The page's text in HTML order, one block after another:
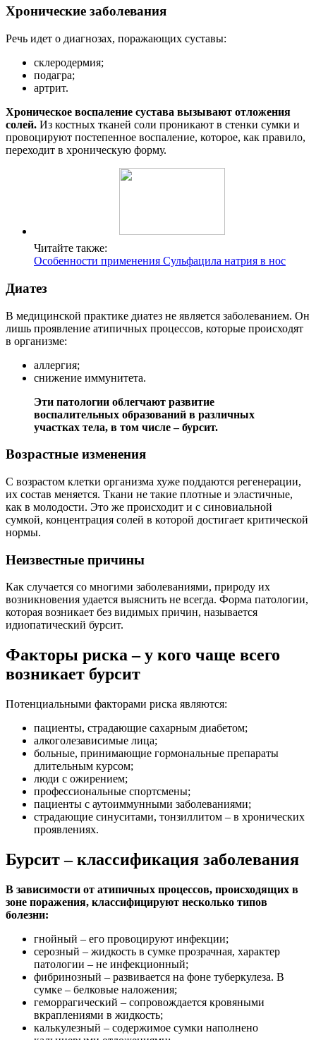
Хронические заболевания
Речь идет о диагнозах, поражающих суставы:
склеродермия;
подагра;
артрит.
Хроническое воспаление сустава вызывают отложения
солей. Из костных тканей соли проникают в стенки сумки и
провоцируют постепенное воспаление, которое, как правило,
переходит в хроническую форму.
Читайте также:
Особенности применения Сульфацила натрия в нос
Диатез
В медицинской практике диатез не является заболеванием. Он
лишь проявление атипичных процессов, которые происходят
в организме:
аллергия;
снижение иммунитета.
Эти патологии облегчают развитие
воспалительных образований в различных
участках тела, в том числе – бурсит.
Возрастные изменения
С возрастом клетки организма хуже поддаются регенерации,
их состав меняется. Ткани не такие плотные и эластичные,
как в молодости. Это же происходит и с синовиальной
сумкой, концентрация солей в которой достигает критической
нормы.
Неизвестные причины
Как случается со многими заболеваниями, природу их
возникновения удается выяснить не всегда. Форма патологии,
которая возникает без видимых причин, называется
идиопатический бурсит.
Факторы риска – у кого чаще всего
возникает бурсит
Потенциальными факторами риска являются:
пациенты, страдающие сахарным диабетом;
алкоголезависимые лица;
больные, принимающие гормональные препараты
длительным курсом;
люди с ожирением;
профессиональные спортсмены;
пациенты с аутоиммунными заболеваниями;
страдающие синуситами, тонзиллитом – в хронических
проявлениях.
Бурсит – классификация заболевания
В зависимости от атипичных процессов, происходящих в
зоне поражения, классифицируют несколько типов
болезни:
гнойный – его провоцируют инфекции;
серозный – жидкость в сумке прозрачная, характер
патологии – не инфекционный;
фибринозный – развивается на фоне туберкулеза. В
сумке – белковые наложения;
геморрагический – сопровождается кровяными
вкраплениями в жидкость;
калькулезный – содержимое сумки наполнено